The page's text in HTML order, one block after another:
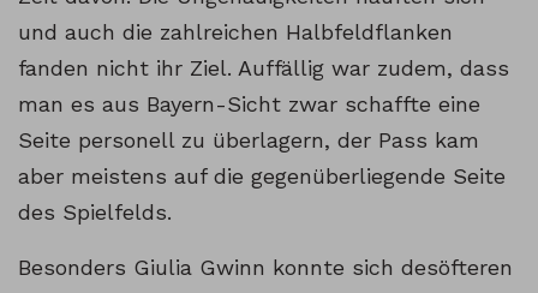
und auch die zahlreichen Halbfeldflanken
fanden nicht ihr Ziel. Auffällig war zudem, dass
man es aus Bayern-Sicht zwar schaffte eine
Seite personell zu überlagern, der Pass kam
aber meistens auf die gegenüberliegende Seite
des Spielfelds.
Besonders Giulia Gwinn konnte sich desöfteren